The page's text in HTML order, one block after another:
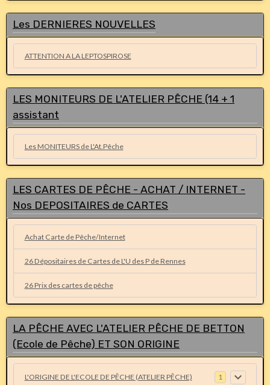
Les DERNIERES NOUVELLES
ATTENTION A LA LEPTOSPIROSE
LES MONITEURS DE L'ATELIER PÊCHE (14 + 1
assistant
Les MONITEURS de L'At.Pêche
LES CARTES DE PÊCHE - ACHAT / INTERNET -
Nos DEPOSITAIRES de CARTES
Achat Carte de Pêche/Internet
26 Dépositaires de Cartes de L'U des P de Rennes
26 Prix des cartes de pêche
LA PÊCHE AVEC L'ATELIER PÊCHE DE BETTON
(Ecole de Pêche) ET SON ORIGINE
L'ORIGINE DE L'ECOLE DE PÊCHE (ATELIER PÊCHE) 1